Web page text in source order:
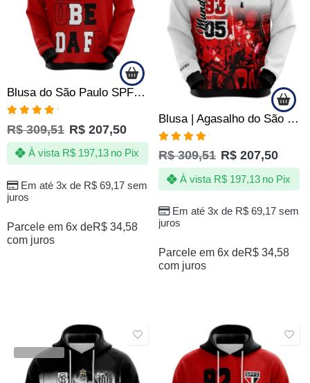
Blusa do São Paulo SPFC – Clube da Fé com Canguru – Oficial
Avaliação
5.00de 5
R$309,51 R$ 207,50
Em até 3x de R$69,17sem
juros
À vista R$197,13 no Pix
Parcele em 6x deR$ 34,58
com juros
Blusa | Agasalho do São Paulo SPFC Vovô de Quebrada – Oficial
Avaliação
4.90de 5
R$309,51 R$ 207,50
Em até 3x de R$69,17sem
juros
À vista R$197,13 no Pix
Parcele em 6x deR$ 34,58
com juros
VENDIDOS